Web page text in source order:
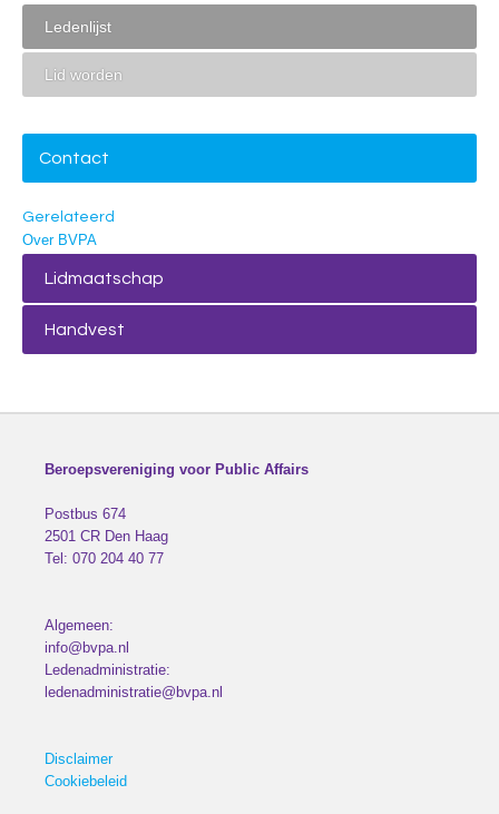
Ledenlijst
Lid worden
Contact
Gerelateerd
Over BVPA
Lidmaatschap
Handvest
Beroepsvereniging voor Public Affairs
Postbus 674
2501 CR Den Haag
Tel: 070 204 40 77
Algemeen:
info@bvpa.nl
Ledenadministratie:
ledenadministratie@bvpa.nl
Disclaimer
Cookiebeleid